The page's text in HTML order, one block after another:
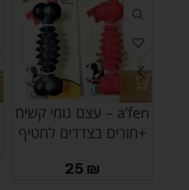
a’fen – עצם גומי קשיח
+חורים בצדדים לחטיף
25 ₪